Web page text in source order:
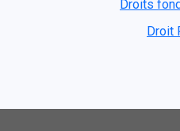
Droits
Droit